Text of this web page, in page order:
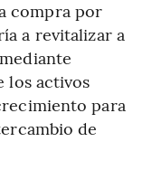
compra por
a revitalizar a
los activos
para
de